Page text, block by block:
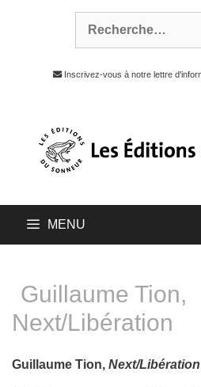
Inscrivez-vous à notre lettre
MENU
Guillaume Tion,
Next/Libération
Guillaume Tion, Next/Libération